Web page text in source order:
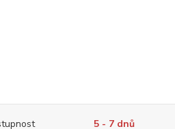
5 - 7 dnů